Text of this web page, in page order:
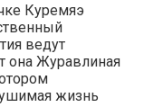
Куремяэ
ведут
она Журавлиная
жизнь